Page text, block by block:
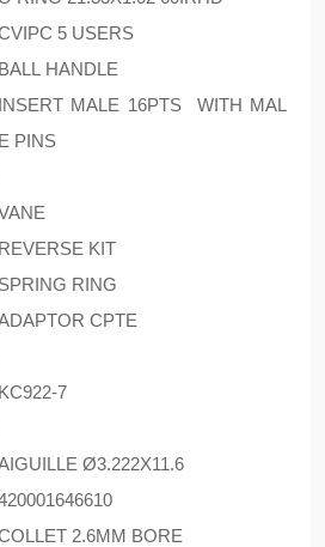
5 USERS
BALL HANDLE
INSERT MALE 16PTS WITH MAL
E PINS
REVERSE KIT
SPRING RING
CPTE
KC922-7
Ø3.222X11.6
2.6MM BORE